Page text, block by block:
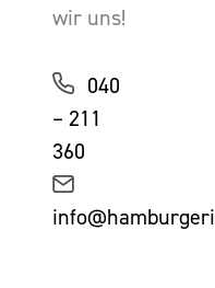
wir uns!
040
– 211
360